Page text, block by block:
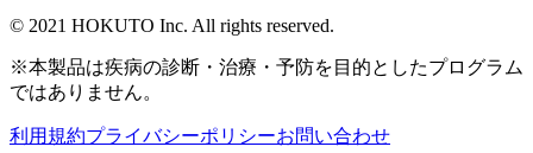
© 2021 HOKUTO Inc. All rights reserved.
※本製品は疾病の診断・治療・予防を目的としたプログラム
ではありません。
利用規約プライバシーポリシーお問い合わせ